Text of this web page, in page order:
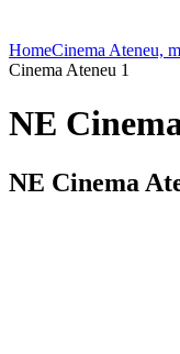
HomeCinema Ateneu,
Cinema Ateneu 1
NE
NE Cinema